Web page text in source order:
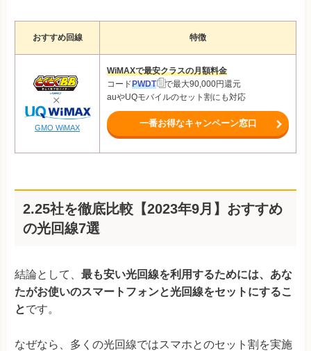
おすすめ回線 特徴
GMO WiMAX
WiMAXで最安クラスの月額料金
コードPWDT
で最大90,000円還元
auやUQモバイルのセット割にも対応
一番お得なキャンペーン窓口
2.25社を徹底比較【2023年9月】おすすめ
の光回線7選
結論として、 最も安い光回線を利用するためには、あな
たがお使いのスマートフォンと光回線をセットにするこ
とです。
なぜなら、多くの光回線ではスマホとのセット割を実施